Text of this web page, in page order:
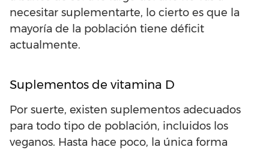
necesitar suplementarte, lo cierto es que la
mayoría de la población tiene déficit
actualmente.
Suplementos de vitamina D
Por suerte, existen suplementos adecuados
para todo tipo de población, incluidos los
veganos. Hasta hace poco, la única forma